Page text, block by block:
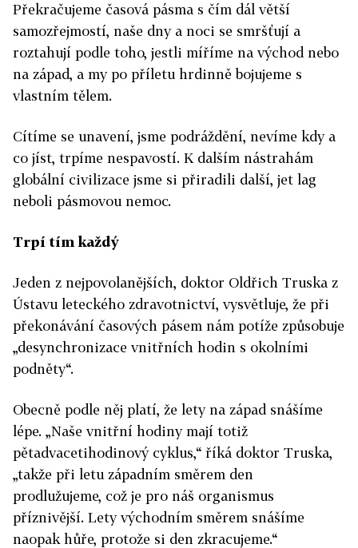
Překračujeme časová pásma s čím dál větší
samozřejmostí, naše dny a noci se smršťují a
roztahují podle toho, jestli míříme na východ nebo
na západ, a my po příletu hrdinně bojujeme s
vlastním tělem.
Cítíme se unavení, jsme podráždění, nevíme kdy a
co jíst, trpíme nespavostí. K dalším nástrahám
globální civilizace jsme si přiradili další, jet lag
neboli pásmovou nemoc.
Trpí tím každý
Jeden z nejpovolanějších, doktor Oldřich Truska z
Ústavu leteckého zdravotnictví, vysvětluje, že při
překonávání časových pásem nám potíže způsobuje
„desynchronizace vnitřních hodin s okolními
podněty“.
Obecně podle něj platí, že lety na západ snášíme
lépe. „Naše vnitřní hodiny mají totiž
pětadvacetihodinový cyklus,“ říká doktor Truska,
„takže při letu západním směrem den
prodlužujeme, což je pro náš organismus
příznivější. Lety východním směrem snášíme
naopak hůře, protože si den zkracujeme.“